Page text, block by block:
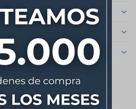
interesar